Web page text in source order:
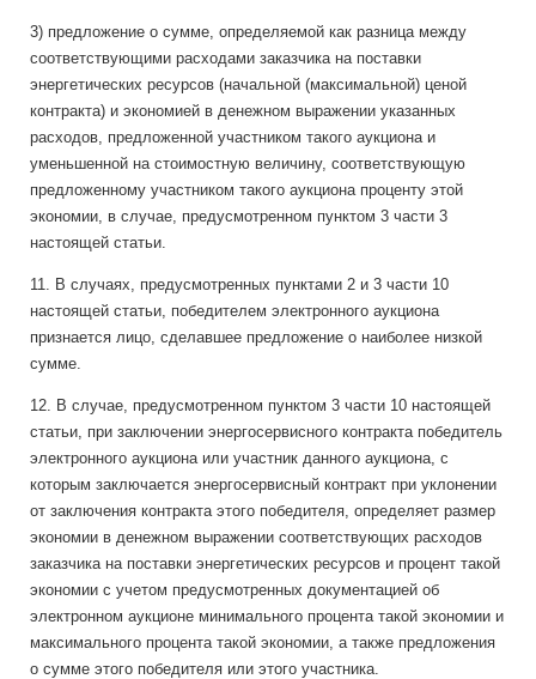
3) предложение о сумме, определяемой как разница между
соответствующими расходами заказчика на поставки
энергетических ресурсов (начальной (максимальной) ценой
контракта) и экономией в денежном выражении указанных
расходов, предложенной участником такого аукциона и
уменьшенной на стоимостную величину, соответствующую
предложенному участником такого аукциона проценту этой
экономии, в случае, предусмотренном пунктом 3 части 3
настоящей статьи.
11. В случаях, предусмотренных пунктами 2 и 3 части 10
настоящей статьи, победителем электронного аукциона
признается лицо, сделавшее предложение о наиболее низкой
сумме.
12. В случае, предусмотренном пунктом 3 части 10 настоящей
статьи, при заключении энергосервисного контракта победитель
электронного аукциона или участник данного аукциона, с
которым заключается энергосервисный контракт при уклонении
от заключения контракта этого победителя, определяет размер
экономии в денежном выражении соответствующих расходов
заказчика на поставки энергетических ресурсов и процент такой
экономии с учетом предусмотренных документацией об
электронном аукционе минимального процента такой экономии и
максимального процента такой экономии, а также предложения
о сумме этого победителя или этого участника.